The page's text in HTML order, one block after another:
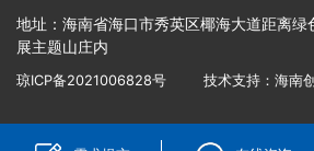
地址：海南省海口市秀英区椰海大道距离
展主题山庄内
琼ICP备2021006828号 技术支持： 海南